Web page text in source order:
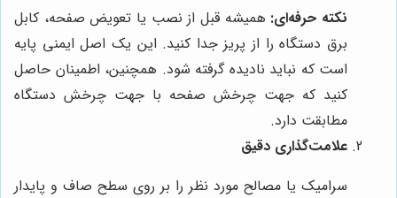
نکته حرفه‌ای: همیشه قبل از نصب یا تعویض صفحه، کابل
برق دستگاه را از پریز جدا کنید. این یک اصل ایمنی پایه
است که نباید نادیده گرفته شود. همچنین، اطمینان حاصل
کنید که جهت چرخش صفحه با جهت چرخش دستگاه
مطابقت دارد.
علامت‌گذاری دقیق
سرامیک یا مصالح مورد نظر را بر روی سطح صاف و پایدار